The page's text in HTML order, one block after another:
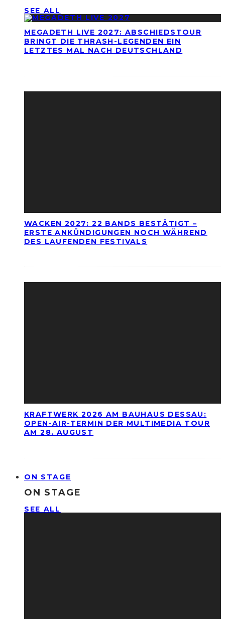
SEE ALL
MEGADETH LIVE 2027: ABSCHIEDSTOUR
BRINGT DIE THRASH-LEGENDEN EIN
LETZTES MAL NACH DEUTSCHLAND
WACKEN 2027: 22 BANDS BESTÄTIGT –
ERSTE ANKÜNDIGUNGEN NOCH WÄHREND
DES LAUFENDEN FESTIVALS
KRAFTWERK 2026 AM BAUHAUS DESSAU:
OPEN-AIR-TERMIN DER MULTIMEDIA TOUR
AM 28. AUGUST
ON STAGE
ON STAGE
SEE ALL